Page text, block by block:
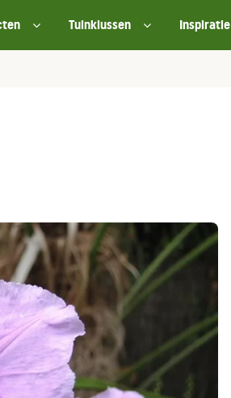
Tuinklussen Inspiratie